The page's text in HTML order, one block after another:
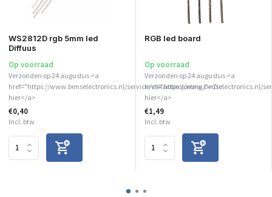
WS2812D rgb 5mm led
Diffuus
Op voorraad
Verzonden op 24 augustus <a
href="https://www.benselectronics.nl/service/vakantiesluiting/">Zie
hier</a>
€0,40
Incl. btw
RGB led board
Op voorraad
Verzonden op 24 augustus <a
href="https://www.benselectronics.nl/
hier</a>
€1,49
Incl. btw